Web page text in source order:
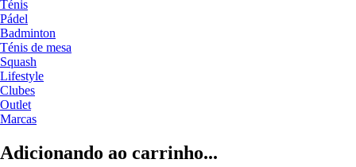
Ténis
Pádel
Badminton
Ténis de mesa
Squash
Lifestyle
Clubes
Outlet
Marcas
Adicionando ao carrinho...